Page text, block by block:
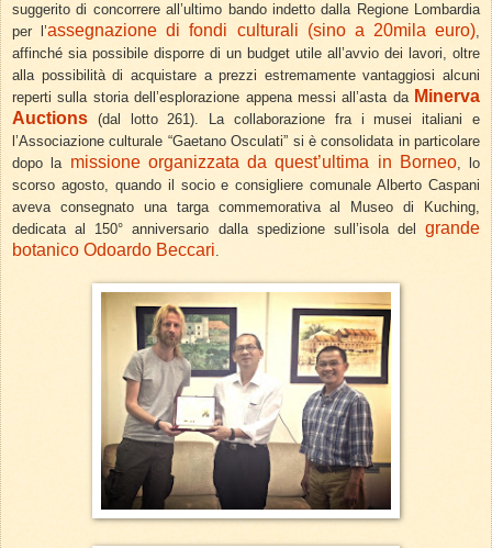
suggerito di concorrere all’ultimo bando indetto dalla Regione Lombardia
per l’assegnazione di fondi culturali (sino a 20mila euro),
affinché sia possibile disporre di un budget utile all’avvio dei lavori, oltre
alla possibilità di acquistare a prezzi estremamente vantaggiosi alcuni
reperti sulla storia dell’esplorazione appena messi all’asta da Minerva
Auctions (dal lotto 261). La collaborazione fra i musei italiani e
l’Associazione culturale “Gaetano Osculati” si è consolidata in particolare
dopo la missione organizzata da quest’ultima in Borneo, lo
scorso agosto, quando il socio e consigliere comunale Alberto Caspani
aveva consegnato una targa commemorativa al Museo di Kuching,
dedicata al 150° anniversario dalla spedizione sull’isola del grande
botanico Odoardo Beccari.